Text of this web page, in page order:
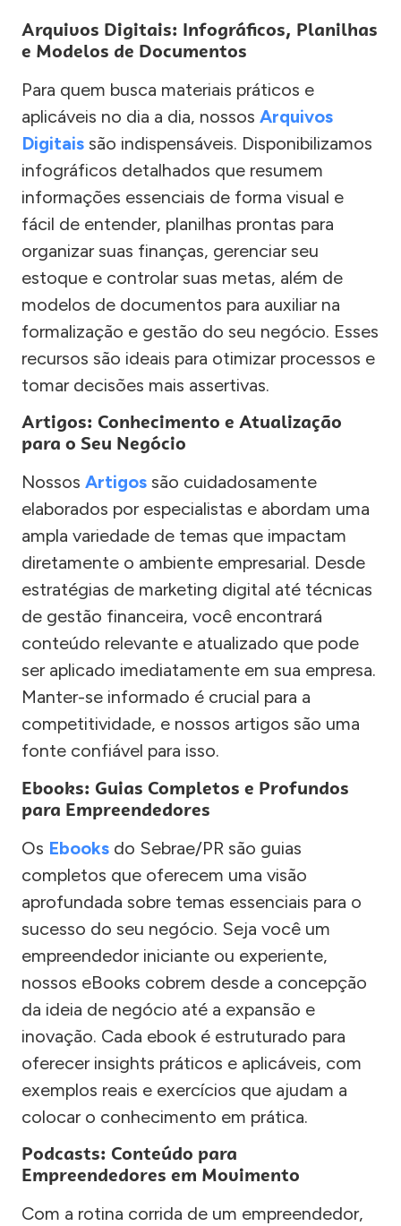
Arquivos Digitais: Infográficos, Planilhas
e Modelos de Documentos
Para quem busca materiais práticos e
aplicáveis no dia a dia, nossos Arquivos
Digitais são indispensáveis. Disponibilizamos
infográficos detalhados que resumem
informações essenciais de forma visual e
fácil de entender, planilhas prontas para
organizar suas finanças, gerenciar seu
estoque e controlar suas metas, além de
modelos de documentos para auxiliar na
formalização e gestão do seu negócio. Esses
recursos são ideais para otimizar processos e
tomar decisões mais assertivas.
Artigos: Conhecimento e Atualização
para o Seu Negócio
Nossos Artigos são cuidadosamente
elaborados por especialistas e abordam uma
ampla variedade de temas que impactam
diretamente o ambiente empresarial. Desde
estratégias de marketing digital até técnicas
de gestão financeira, você encontrará
conteúdo relevante e atualizado que pode
ser aplicado imediatamente em sua empresa.
Manter-se informado é crucial para a
competitividade, e nossos artigos são uma
fonte confiável para isso.
Ebooks: Guias Completos e Profundos
para Empreendedores
Os Ebooks do Sebrae/PR são guias
completos que oferecem uma visão
aprofundada sobre temas essenciais para o
sucesso do seu negócio. Seja você um
empreendedor iniciante ou experiente,
nossos eBooks cobrem desde a concepção
da ideia de negócio até a expansão e
inovação. Cada ebook é estruturado para
oferecer insights práticos e aplicáveis, com
exemplos reais e exercícios que ajudam a
colocar o conhecimento em prática.
Podcasts: Conteúdo para
Empreendedores em Movimento
Com a rotina corrida de um empreendedor,